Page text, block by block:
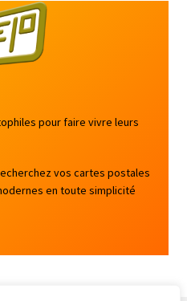
pour faire vivre leurs
vos cartes postales
en toute simplicité